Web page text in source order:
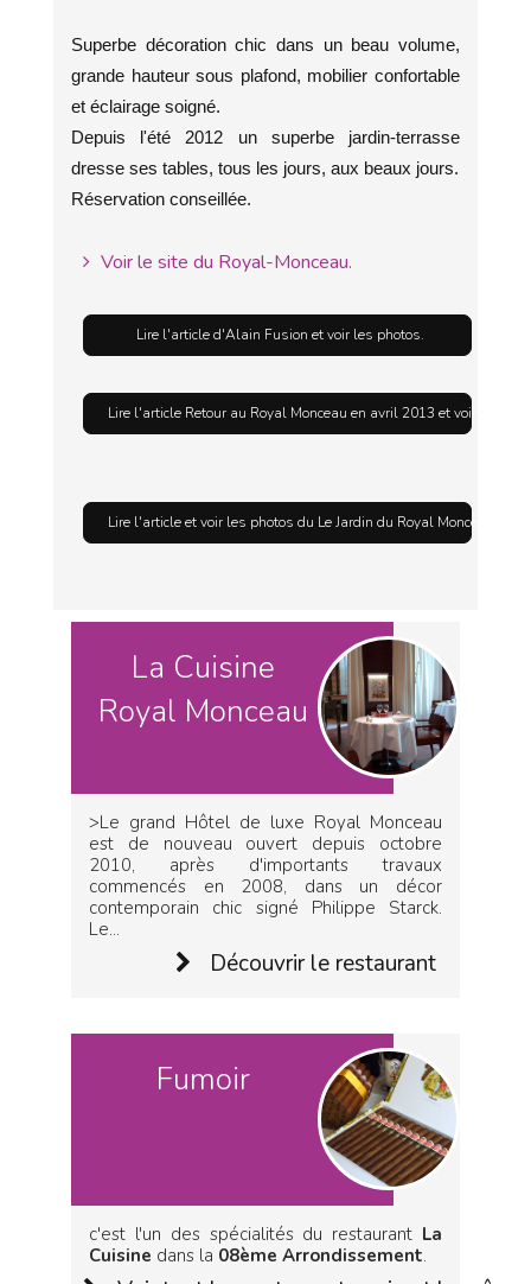
Superbe décoration chic dans un beau volume,
grande hauteur sous plafond, mobilier confortable
et éclairage soigné.
Depuis l'été 2012 un superbe jardin-terrasse
dresse ses tables, tous les jours, aux beaux jours.
Réservation conseillée.
Voir le site du Royal-Monceau.
Lire l'article d'Alain Fusion et voir les photos.
Lire l'article Retour au Royal Monceau en avril 2013 et voir les
Lire l'article et voir les photos du Le Jardin du Royal Monceau.
La Cuisine
Royal Monceau
>Le grand Hôtel de luxe Royal Monceau
est de nouveau ouvert depuis octobre
2010, après d'importants travaux
commencés en 2008, dans un décor
contemporain chic signé Philippe Starck.
Le...
Découvrir le restaurant
Fumoir
c'est l'un des spécialités du restaurant La
Cuisine dans la 08ème Arrondissement.